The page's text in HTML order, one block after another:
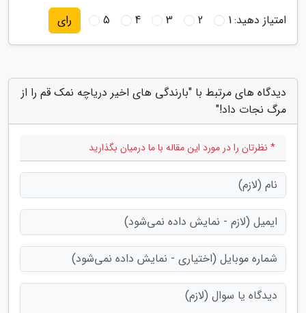
امتیاز دهید:1
2
3
4
5 رای
دیدگاه های مرتبط با "بارندگی های اخیر دریاچه نمک قم را از
مرگ نجات داد!"
* نظرتان را در مورد این مقاله با ما درمیان بگذارید